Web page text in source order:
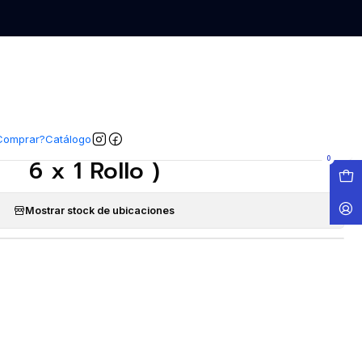
Catálogo
0
AL CARRO
|
Damax 1 Hoja 300 Metros (
6 x 1 Rollo )
Mostrar stock de ubicaciones